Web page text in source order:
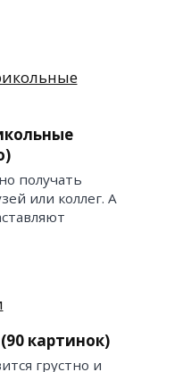
получать
или коллег. А
картинок)
грустно и